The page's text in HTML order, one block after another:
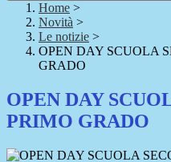
Home >
Novità >
Le notizie >
OPEN DAY SCUOLA
GRADO
OPEN DAY
PRIMO GRADO